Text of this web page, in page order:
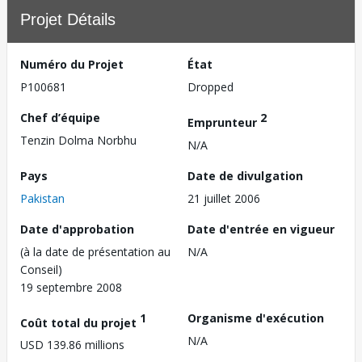
Projet Détails
Numéro du Projet
P100681
État
Dropped
Chef d’équipe
Tenzin Dolma Norbhu
Emprunteur 2
N/A
Pays
Pakistan
Date de divulgation
21 juillet 2006
Date d'approbation
(à la date de présentation au
Conseil)
19 septembre 2008
Date d'entrée en vigueur
N/A
Coût total du projet 1
USD 139.86 millions
Organisme d'exécution
N/A